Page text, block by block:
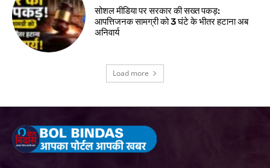
सोशल मीडिया पर सरकार की सख्त पकड़:
आपत्तिजनक सामग्री को 3 घंटे के भीतर हटाना अब
अनिवार्य
Load more